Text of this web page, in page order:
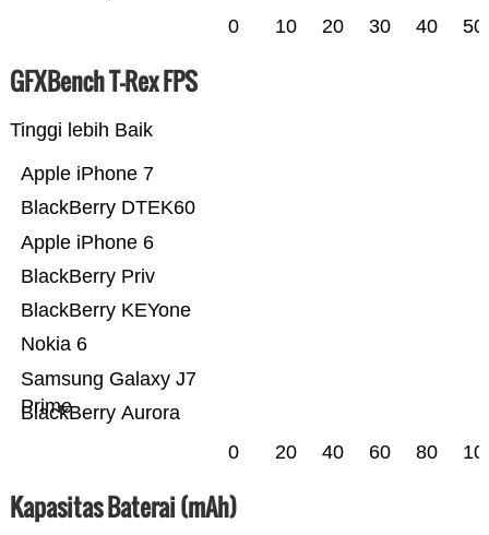
0 10 20 30 40 50
GFXBench T-Rex FPS
Tinggi lebih Baik
BlackBerry Aurora
Samsung Galaxy J7
Prime
Nokia 6
BlackBerry KEYone
BlackBerry Priv
Apple iPhone 6
BlackBerry DTEK60
Apple iPhone 7
0 20 40 60 80
Kapasitas Baterai (mAh)